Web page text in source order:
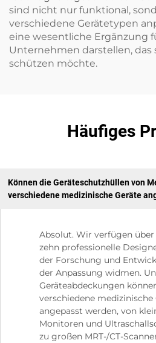
sind nicht nur funktional,
verschiedene Gerätetypen
eine wesentliche Ergänzung
Unternehmen darstellen, das
schützen möchte.
Häufiges
Können die Geräteschutzhüllen von
verschiedene medizinische Geräte
Absolut. Wir verfügen
zehn professionelle
der Forschung und
der Anpassung widmen.
Geräteabdeckungen
verschiedene medizinische
angepasst werden, von
Monitoren und
zu großen MRT-/CT-